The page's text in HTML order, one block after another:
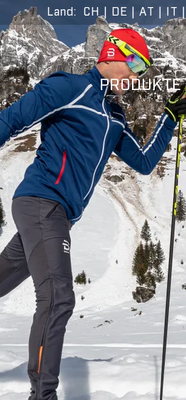
Land: CH DE AT IT
PRODUKTE